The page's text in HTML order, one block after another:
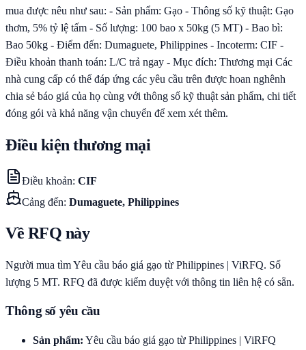
mua được nêu như sau: - Sản phẩm: Gạo - Thông số kỹ thuật: Gạo
thơm, 5% tỷ lệ tấm - Số lượng: 100 bao x 50kg (5 MT) - Bao bì:
Bao 50kg - Điểm đến: Dumaguete, Philippines - Incoterm: CIF -
Điều khoản thanh toán: L/C trả ngay - Mục đích: Thương mại Các
nhà cung cấp có thể đáp ứng các yêu cầu trên được hoan nghênh
chia sẻ báo giá của họ cùng với thông số kỹ thuật sản phẩm, chi tiết
đóng gói và khả năng vận chuyển để xem xét thêm.
Điều kiện thương mại
Điều khoản: CIF
Cảng đến: Dumaguete, Philippines
Về RFQ này
Người mua tìm Yêu cầu báo giá gạo từ Philippines | ViRFQ. Số
lượng 5 MT. RFQ đã được kiểm duyệt với thông tin liên hệ có sẵn.
Thông số yêu cầu
Sản phẩm: Yêu cầu báo giá gạo từ Philippines | ViRFQ